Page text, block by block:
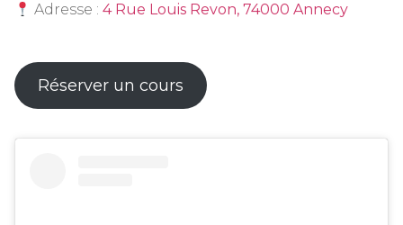
Adresse :4 Rue Louis Revon, 74000 Annecy
Réserver un cours